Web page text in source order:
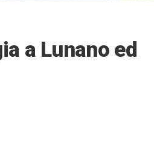
a Lunano ed